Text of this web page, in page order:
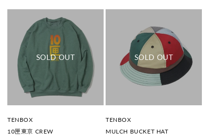
価
販
TENBOX
10匣東京 CREW
販
TENBOX
MULCH BUCKET HAT